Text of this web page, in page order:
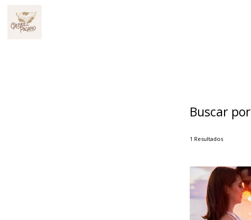
Buscar por
1 Resultados